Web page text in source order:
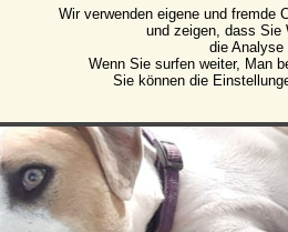
de Animales
den Schutz von Tieren und
Wir verwenden eigene und fremde
und zeigen, dass Sie
die Analyse
Wenn Sie surfen weiter, Man
Sie können die